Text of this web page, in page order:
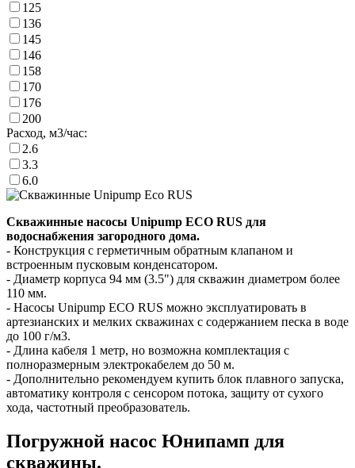
125
136
145
146
158
170
176
200
Расход, м3/час:
2.6
3.3
6.0
Скважинные насосы Unipump ECO RUS для
водоснабжения загородного дома.
- Конструкция с герметичным обратным клапаном и
встроенным пусковым конденсатором.
- Диаметр корпуса 94 мм (3.5") для скважин диаметром более
110 мм.
- Насосы Unipump ECO RUS можно эксплуатировать в
артезианских и мелких скважинах с содержанием песка в воде
до 100 г/м3.
- Длина кабеля 1 метр, но возможна комплектация с
полноразмерным электрокабелем до 50 м.
- Дополнительно рекомендуем купить блок плавного запуска,
автоматику контроля с сенсором потока, защиту от сухого
хода, частотный преобразователь.
Погружной насос Юнипамп для
скважины.